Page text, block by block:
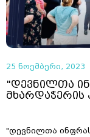
25 ნოემბერი, 2023
"დევნილთა
მხარდაჭერის
"დევნილთა